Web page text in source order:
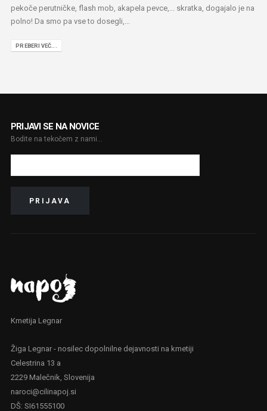
pekoče perutničke, flash mob, akapela pevce,... skratka, dogajalo je na
polno! Da smo pa vse to dosegli,...
PREBERI VEČ...
PRIJAVI SE NA NOVICE
Bodite na tekočem z nami...
Kmetija Legnar
Žiga Legnar - nosilec dopolnilne dejavnosti na kmetiji
Celestrina 13 a
2229 Malečnik, Slovenija
naroci@cilinapoj.si
DŠ: SI61555100